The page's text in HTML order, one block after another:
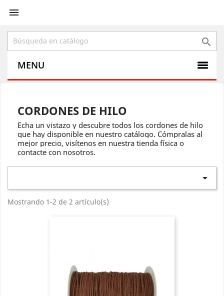


MENU
CORDONES DE HILO
Echa un vistazo y descubre todos los cordones de hilo
que hay disponible en nuestro catálogo. Cómpralas al
mejor precio, visítenos en nuestra tienda física o
contacte con nosotros.

Mostrando 1-2 de 2 artículo(s)